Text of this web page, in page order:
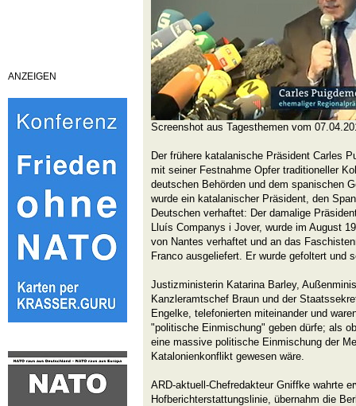
ANZEIGEN
Screenshot aus Tagesthemen vom
Der frühere katalanische Präsident Carles
mit seiner Festnahme Opfer traditioneller
deutschen Behörden und dem spanischen
wurde ein katalanischer Präsident, den
Deutschen verhaftet: Der damalige
Lluís Companys i Jover, wurde im August
von Nantes verhaftet und an das
Franco ausgeliefert. Er wurde gefoltert und
Justizministerin Katarina Barley,
Kanzleramtschef Braun und der
Engelke, telefonierten miteinander und
"politische Einmischung" geben dürfe; als
eine massive politische Einmischung der
Katalonienkonflikt gewesen wäre.
ARD-aktuell-Chefredakteur Gniffke wahrte
Hofberichterstattungslinie, übernahm die